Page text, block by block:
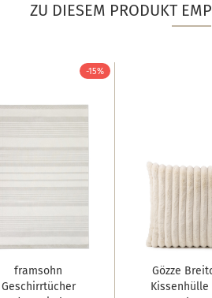
ZU DIESEM PRODUKT
-15%
framsohn
Geschirrtücher
Gözze
Kissenhülle